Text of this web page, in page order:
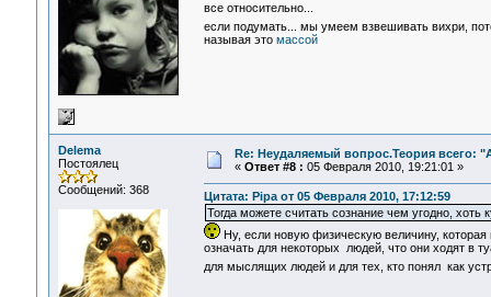
все относительно...
если подумать... мы умеем взвешивать вихри,
называя это массой
Delema
Постоялец
Сообщений: 368
Re: Неудаляемый вопрос.Теория всего:
« Ответ #8 : 05 Февраля 2010, 19:21:01 »
Цитата: Pipa от 05 Февраля 2010, 17:12:59
Тогда можете считать сознание чем угодно,
Ну, если новую физическую величину, которая
означать для некоторых людей, что они ходят в
для мыслящих людей и для тех, кто понял как